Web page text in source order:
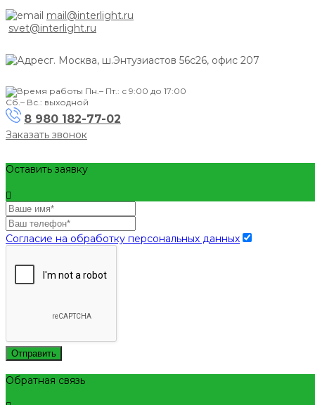
mail@interlight.ru
svet@interlight.ru
г. Москва, ш.Энтузиастов 56с26, офис 207
Пн.– Пт.: с 9:00 до 17:00
Сб.– Вс.: выходной
8 980 182-77-02
Заказать звонок
Оставить заявку
Согласие на обработку персональных данных
Отправить
Обратная связь